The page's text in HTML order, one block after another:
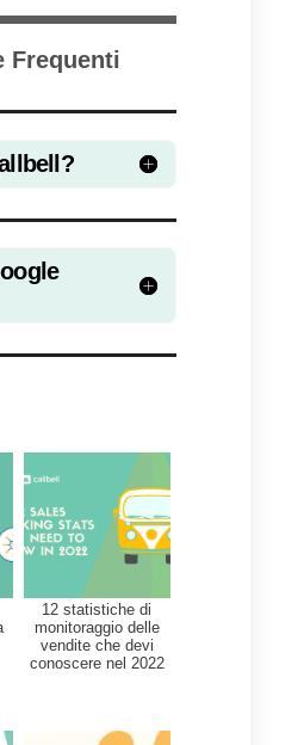
eventi (come la
o la ricezione di un
Quando
zap, Zapier può
specifica
desideri risparmiare
per
puoi utilizzare
ufficiale di Callbell
per connettere
a Google Forms. Uno